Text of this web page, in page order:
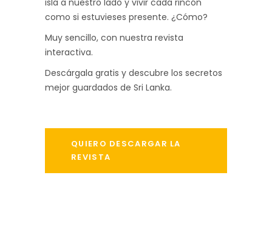
isla a nuestro lado y vivir cada rincón
como si estuvieses presente. ¿Cómo?
Muy sencillo, con nuestra revista
interactiva.
Descárgala gratis y descubre los secretos
mejor guardados de Sri Lanka.
QUIERO DESCARGAR LA
REVISTA